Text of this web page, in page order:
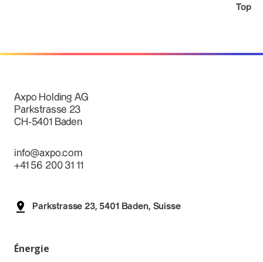
Top
Axpo Holding AG
Parkstrasse 23
CH-5401 Baden
info@axpo.com
+41 56 200 31 11
Parkstrasse 23, 5401 Baden, Suisse
Énergie